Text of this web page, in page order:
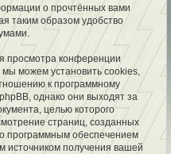
о прочтённых вами
таким образом удобство
просмотра конференции
можем установить cookies,
к программному
однако они выходят за
целью которого
страниц, созданных
программным обеспечением
источником получения вашей